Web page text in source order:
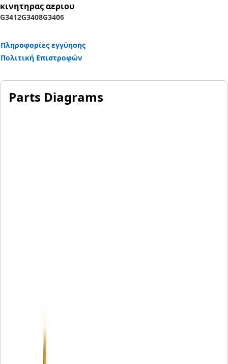
κινητηρας αεριου
G3412G3408G3406
Πληροφορίες εγγύησης
Πολιτική Επιστροφών
Parts Diagrams